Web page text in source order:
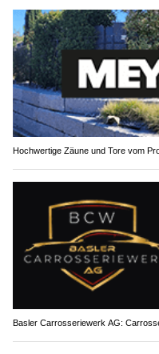
Hochwertige Zäune und Tore vom
Basler Carrosseriewerk AG: